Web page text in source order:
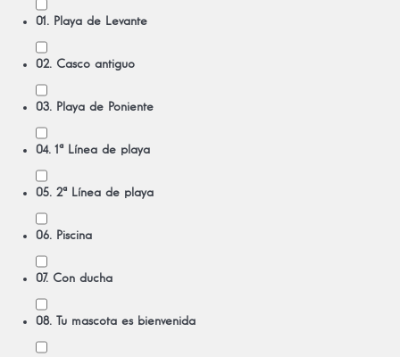
01. Playa de Levante
02. Casco antiguo
03. Playa de Poniente
04. 1ª Línea de playa
05. 2ª Línea de playa
06. Piscina
07. Con ducha
08. Tu mascota es bienvenida